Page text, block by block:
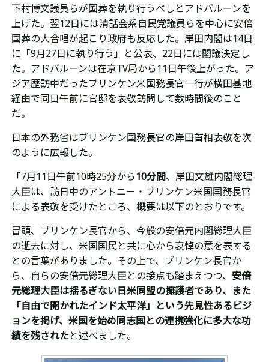
下村博文議員らが国葬を執り行うべしとアドバルーンを
上げた。翌12日には清話会系自民党議員らを中心に安倍
国葬の大合唱が起こり政府も反応した。岸田内閣は14日
に「9月27日に執り行う」と公表、22日には閣議決定し
た。 アドバルーンは在京TV局から11日午後上がった。 ア
ジア歴訪中だったブリンケン米国務長官一行が横田基地
経由で同日午前に官邸を表敬訪問して数時間後のこと
だ。
日本の外務省はブリンケン国務長官の岸田首相表敬を次
のように広報した。
「7月11日午前10時25分から 10分間、岸田文雄内閣総理
大臣は、訪日中のアントニー・ブリンケン米国国務長官
による表敬を受けたところ、概要は以下のとおりです。
冒頭、ブリンケン長官から、今般の安倍元内閣総理大臣
の逝去に対し、米国国民と共に心から哀悼の意を表する
との言葉がありました。その上で、ブリンケン長官か
ら、自らの安倍元総理大臣との接点も踏まえつつ、 安倍
元総理大臣は揺るぎない日米同盟の擁護者であり、また
「自由で開かれたインド太平洋」という先見性あるビジ
ョンを掲げ、米国を始め同志国との連携強化に多大な功
績を残されたと述べました。